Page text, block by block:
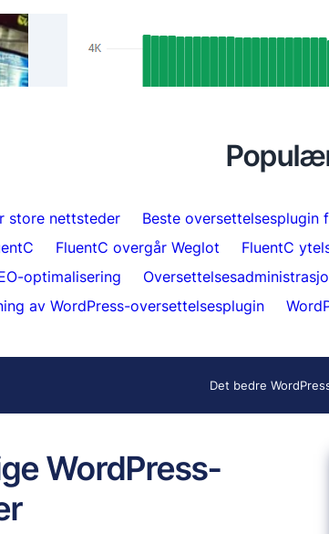
Ekte SEO-resultater: Hvordan FluentC’s
store nettsteder Beste oversettelsesplugin
FluentC overgår Weglot FluentC
optimalisering
av WordPress-oversettelsesplugin
Det bedre
WordPress-